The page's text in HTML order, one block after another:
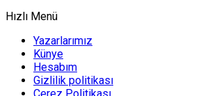
Hızlı Menü
Yazarlarımız
Künye
Hesabım
Gizlilik politikası